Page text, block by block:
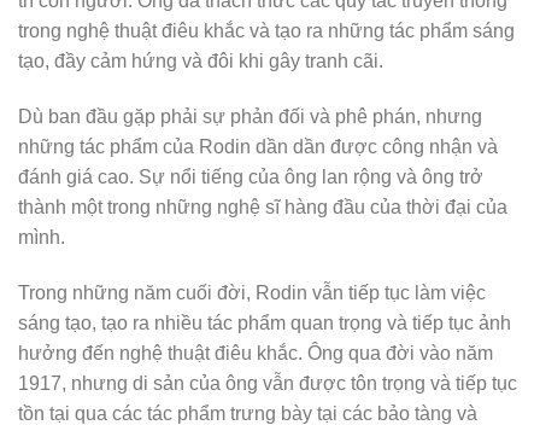
trong nghệ thuật điêu khắc và tạo ra những tác phẩm sáng
tạo, đầy cảm hứng và đôi khi gây tranh cãi.
Dù ban đầu gặp phải sự phản đối và phê phán, nhưng
những tác phẩm của Rodin dần dần được công nhận và
đánh giá cao. Sự nổi tiếng của ông lan rộng và ông trở
thành một trong những nghệ sĩ hàng đầu của thời đại của
mình.
Trong những năm cuối đời, Rodin vẫn tiếp tục làm việc
sáng tạo, tạo ra nhiều tác phẩm quan trọng và tiếp tục ảnh
hưởng đến nghệ thuật điêu khắc. Ông qua đời vào năm
1917, nhưng di sản của ông vẫn được tôn trọng và tiếp tục
tồn tại qua các tác phẩm trưng bày tại các bảo tàng và